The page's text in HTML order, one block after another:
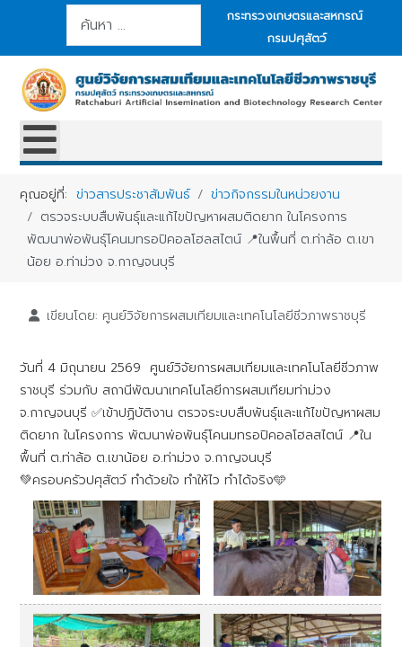
การค้นหา
กระทรวงเกษตรและสหกรณ์
กรมปศุสัตว์
คุณอยู่ที่:ข่าวสารประชาสัมพันธ์
ข่าวกิจกรรมในหน่วยงาน
ตรวจระบบสืบพันธุ์และแก้ไขปัญหาผสมติดยาก ในโครงการ
พัฒนาพ่อพันธุ์โคนมทรอปิคอลโฮลสไตน์ 📍ในพื้นที่ ต.ท่าล้อ ต.เขา
น้อย อ.ท่าม่วง จ.กาญจนบุรี
เขียนโดย: ศูนย์วิจัยการผสมเทียมและเทคโนโลยีชีวภาพราชบุรี
วันที่ 4 มิถุนายน 2569 ศูนย์วิจัยการผสมเทียมและเทคโนโลยีชีวภาพ
ราชบุรี ร่วมกับ สถานีพัฒนาเทคโนโลยีการผสมเทียมท่าม่วง
จ.กาญจนบุรี ✅เข้าปฏิบัติงาน ตรวจระบบสืบพันธุ์และแก้ไขปัญหาผสม
ติดยาก ในโครงการ พัฒนาพ่อพันธุ์โคนมทรอปิคอลโฮลสไตน์ 📍ใน
พื้นที่ ต.ท่าล้อ ต.เขาน้อย อ.ท่าม่วง จ.กาญจนบุรี
💚ครอบครัวปศุสัตว์ ทำด้วยใจ ทำให้ไว ทำได้จริง🩵